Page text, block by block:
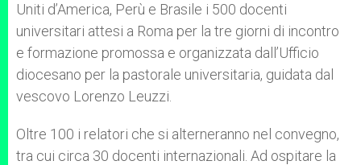
Uniti d’America, Perù e Brasile i 500 docenti
universitari attesi a Roma per la tre giorni di incontro
e formazione promossa e organizzata dall’Ufficio
diocesano per la pastorale universitaria, guidata dal
vescovo Lorenzo Leuzzi.
Oltre 100 i relatori che si alterneranno nel convegno,
tra cui circa 30 docenti internazionali. Ad ospitare la